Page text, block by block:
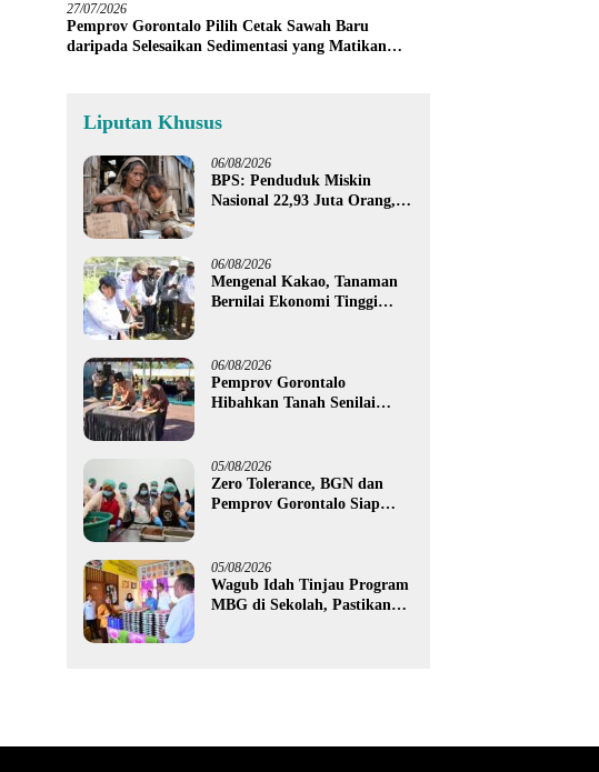
27/07/2026
Pemprov Gorontalo Pilih Cetak Sawah Baru
daripada Selesaikan Sedimentasi yang Matikan
Liputan Khusus
06/08/2026
BPS: Penduduk Miskin
Nasional 22,93 Juta Orang,
06/08/2026
Mengenal Kakao, Tanaman
Bernilai Ekonomi Tinggi
Petani Boalemo
06/08/2026
Pemprov Gorontalo
Hibahkan Tanah Senilai
05/08/2026
Zero Tolerance, BGN dan
Pemprov Gorontalo Siap
05/08/2026
Wagub Idah Tinjau Program
MBG di Sekolah, Pastikan